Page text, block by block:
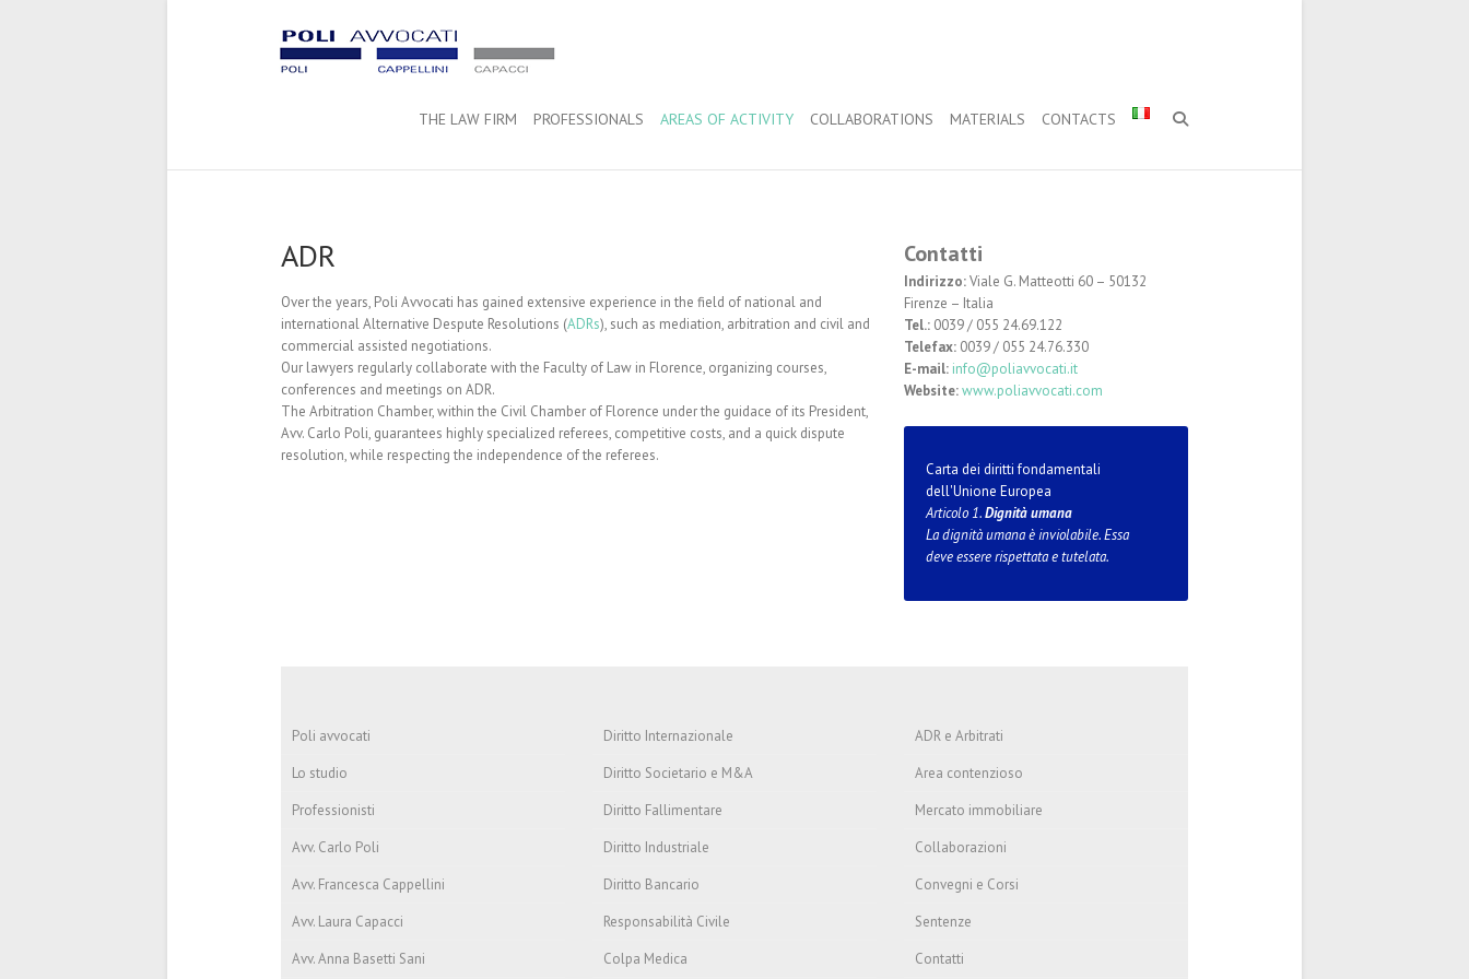
THE LAW FIRM PROFESSIONALS AREAS OF ACTIVITY COLLABORATIONS MATERIALS CONTACTS
ADR
Over the years, Poli Avvocati has gained extensive experience in the field of national and
international Alternative Despute Resolutions (ADRs), such as mediation, arbitration and civil and
commercial assisted negotiations.
Our lawyers regularly collaborate with the Faculty of Law in Florence, organizing courses,
conferences and meetings on ADR.
The Arbitration Chamber, within the Civil Chamber of Florence under the guidace of its President,
Avv. Carlo Poli, guarantees highly specialized referees, competitive costs, and a quick dispute
resolution, while respecting the independence of the referees.
Contatti
Indirizzo:Viale G. Matteotti 60 – 50132
Firenze – Italia
Tel.: 0039 / 055 24.69.122
Telefax: 0039 / 055 24.76.330
E-mail: info@poliavvocati.it
Website: www.poliavvocati.com
Carta dei diritti fondamentali
dell'Unione Europea
Articolo 1.Dignità umana
La dignità umana è inviolabile. Essa
deve essere rispettata e tutelata.
Poli avvocati
Lo studio
Professionisti
Avv. Carlo Poli
Avv. Francesca Cappellini
Avv. Laura Capacci
Avv. Anna Basetti Sani
Diritto Internazionale
Diritto Societario e M&A
Diritto Fallimentare
Diritto Industriale
Diritto Bancario
Responsabilità Civile
Colpa Medica
ADR e Arbitrati
Area contenzioso
Mercato immobiliare
Collaborazioni
Convegni e Corsi
Sentenze
Contatti